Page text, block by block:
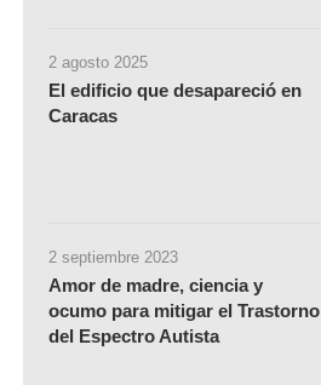
2 agosto 2025
El edificio que desapareció en
Caracas
2 septiembre 2023
Amor de madre, ciencia y
ocumo para mitigar el Trastorno
del Espectro Autista